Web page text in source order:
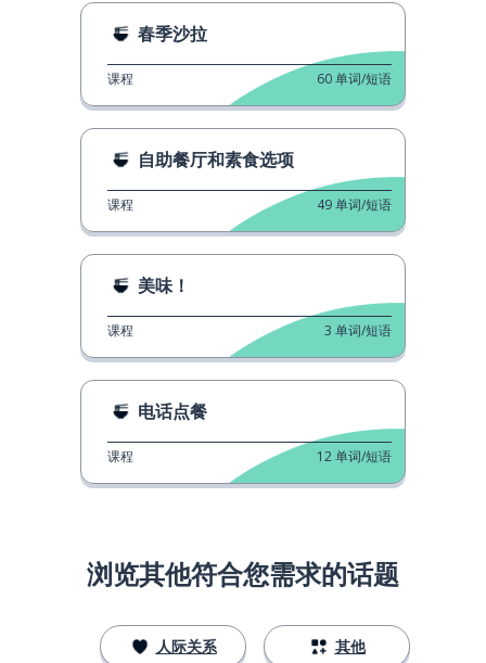
春季沙拉
课程 60单词/短语
自助餐厅和素食选项
课程 49单词/短语
美味！
课程 3 单词/短语
电话点餐
课程 12单词/短语
浏览其他符合您需求的话题
人际关系 其他